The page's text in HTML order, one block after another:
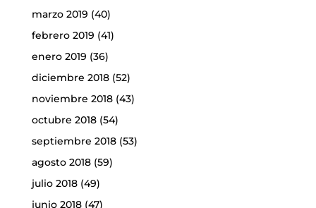
marzo 2019 (40)
febrero 2019 (41)
enero 2019 (36)
diciembre 2018(52)
noviembre 2018(43)
octubre 2018(54)
septiembre 2018(53)
agosto 2018(59)
julio 2018(49)
junio 2018(47)